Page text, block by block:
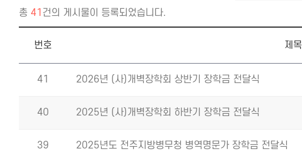
총 41 건의 게시물이 등록되었습니다.
번호 제목
41 2026년 (사)개벽장학회 상반기 장학금 전달식
40 2025년 (사)개벽장학회 하반기 장학금 전달식
39 2025년도 전주지방병무청 병역명문가 장학금 전달식